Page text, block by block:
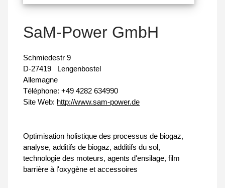
SaM-Power GmbH
Schmiedestr 9
D-27419
Lengenbostel
Allemagne
Téléphone: +49 4282 634990
Site Web: http://www.sam-power.de
Optimisation holistique des processus de biogaz,
analyse, additifs de biogaz, additifs du sol,
technologie des moteurs, agents d'ensilage, film
barrière à l'oxygène et accessoires